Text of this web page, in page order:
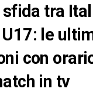
sfida tra
le
con
in tv